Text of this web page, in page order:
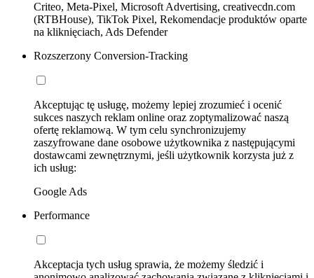
Criteo, Meta-Pixel, Microsoft Advertising, creativecdn.com
(RTBHouse), TikTok Pixel, Rekomendacje produktów oparte
na kliknięciach, Ads Defender
Rozszerzony Conversion-Tracking
Akceptując tę usługę, możemy lepiej zrozumieć i ocenić
sukces naszych reklam online oraz zoptymalizować naszą
ofertę reklamową. W tym celu synchronizujemy
zaszyfrowane dane osobowe użytkownika z następującymi
dostawcami zewnętrznymi, jeśli użytkownik korzysta już z
ich usług:
Google Ads
Performance
Akceptacja tych usług sprawia, że możemy śledzić i